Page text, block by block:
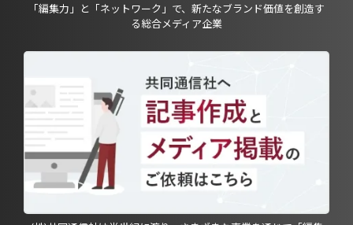
「編集力」と「ネットワーク」で、新たなブランド価値を創造す
る総合メディア企業